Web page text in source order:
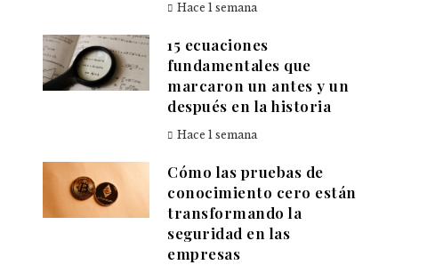
Hace 1 semana
15 ecuaciones
fundamentales que
marcaron un antes y un
después en la historia
Hace 1 semana
Cómo las pruebas de
conocimiento cero están
transformando la
seguridad en las
empresas